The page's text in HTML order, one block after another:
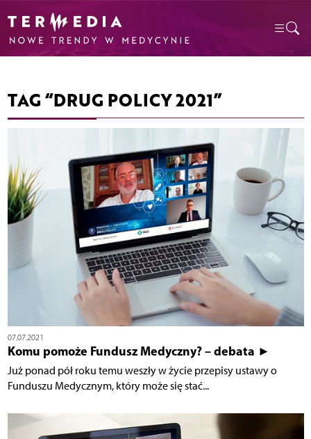
TAG “DRUG POLICY 2021”
07.07.2021
Komu pomoże Fundusz Medyczny? – debata ►
Już ponad pół roku temu weszły w życie przepisy ustawy o
Funduszu Medycznym, który może się stać...